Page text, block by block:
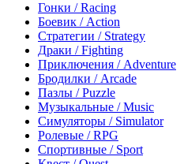
Гонки / Racing
Боевик / Action
Стратегии / Strategy
Драки / Fighting
Приключения / Adventure
Бродилки / Arcade
Пазлы / Puzzle
Музыкальные / Music
Симуляторы / Simulator
Ролевые / RPG
Спортивные / Sport